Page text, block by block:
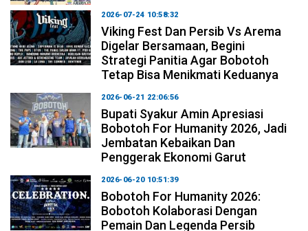
2026-07-24 10:58:32
Viking Fest Dan Persib Vs Arema
Digelar Bersamaan, Begini
Strategi Panitia Agar Bobotoh
Tetap Bisa Menikmati Keduanya
2026-06-21 22:06:56
Bupati Syakur Amin Apresiasi
Bobotoh For Humanity 2026, Jadi
Jembatan Kebaikan Dan
Penggerak Ekonomi Garut
2026-06-20 10:51:39
Bobotoh For Humanity 2026:
Bobotoh Kolaborasi Dengan
Pemain Dan Legenda Persib